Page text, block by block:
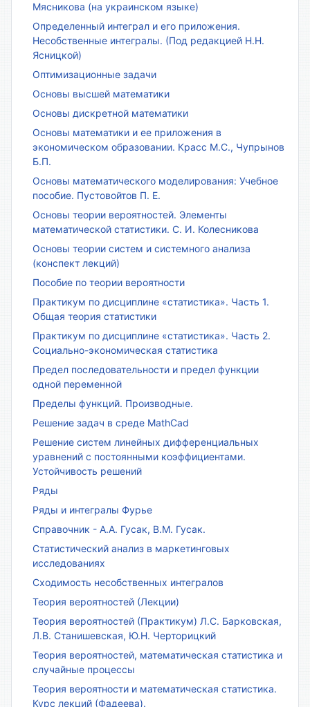
Мясникова (на украинском языке)
Определенный интеграл и его приложения.
Несобственные интегралы. (Под редакцией Н.Н.
Ясницкой)
Оптимизационные задачи
Основы высшей математики
Основы дискретной математики
Основы математики и ее приложения в
экономическом образовании. Красс М.С., Чупрынов
Б.П.
Основы математического моделирования: Учебное
пособие. Пустовойтов П. Е.
Основы теории вероятностей. Элементы
математической статистики. С. И. Колесникова
Основы теории систем и системного анализа
(конспект лекций)
Пособие по теории вероятности
Практикум по дисциплине «статистика». Часть 1.
Общая теория статистики
Практикум по дисциплине «статистика». Часть 2.
Социально-экономическая статистика
Предел последовательности и предел функции
одной переменной
Пределы функций. Производные.
Решение задач в среде MathCad
Решение систем линейных дифференциальных
уравнений с постоянными коэффициентами.
Устойчивость решений
Ряды
Ряды и интегралы Фурье
Справочник - А.А. Гусак, В.М. Гусак.
Статистический анализ в маркетинговых
исследованиях
Сходимость несобственных интегралов
Теория вероятностей (Лекции)
Теория вероятностей (Практикум) Л.С. Барковская,
Л.В. Станишевская, Ю.Н. Черторицкий
Теория вероятностей, математическая статистика и
случайные процессы
Теория вероятности и математическая статистика.
Курс лекций (Фадеева).